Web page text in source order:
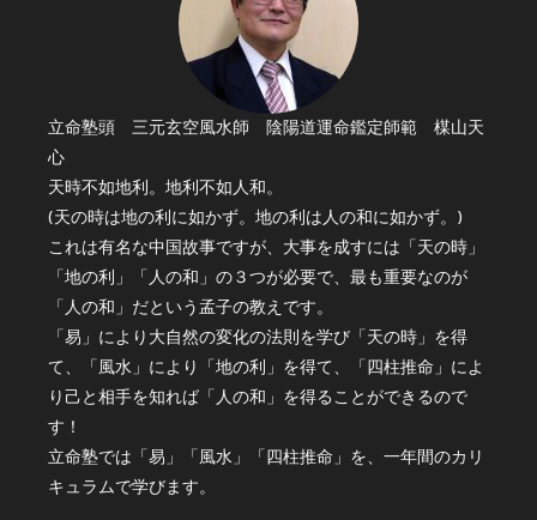
立命塾頭 三元玄空風水師 陰陽道運命鑑定師範 楳山天
心
天時不如地利。地利不如人和。
(天の時は地の利に如かず。地の利は人の和に如かず。)
これは有名な中国故事ですが、大事を成すには「天の時」
「地の利」「人の和」の３つが必要で、最も重要なのが
「人の和」だという孟子の教えです。
「易」により大自然の変化の法則を学び「天の時」を得
て、「風水」により「地の利」を得て、「四柱推命」によ
り己と相手を知れば「人の和」を得ることができるので
す！
立命塾では「易」「風水」「四柱推命」を、一年間のカリ
キュラムで学びます。